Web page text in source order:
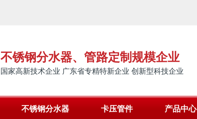
不锈钢分水器、管路定制规模企业
国家高新技术企业 广东省专精特新企业 创新型科技企业
不锈钢分水器 卡压管件 产品中心